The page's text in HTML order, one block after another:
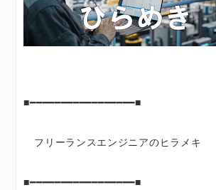
■━━━━━━━━━━━━━━━━━■
フリーランスエンジニアのヒラメキ
■━━━━━━━━━━━━━━━━━■